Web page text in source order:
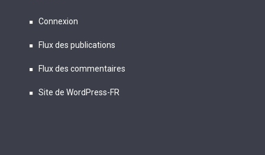
Connexion
Flux des publications
Flux des commentaires
Site de WordPress-FR